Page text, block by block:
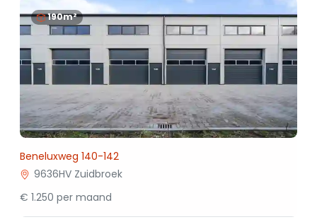
190m²
Beneluxweg 140-142
9636HV Zuidbroek
€ 1.250 per maand